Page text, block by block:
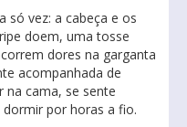
só vez: a cabeça e os
doem, uma tosse
dores na garganta
acompanhada de
na cama, se sente
por horas a fio.